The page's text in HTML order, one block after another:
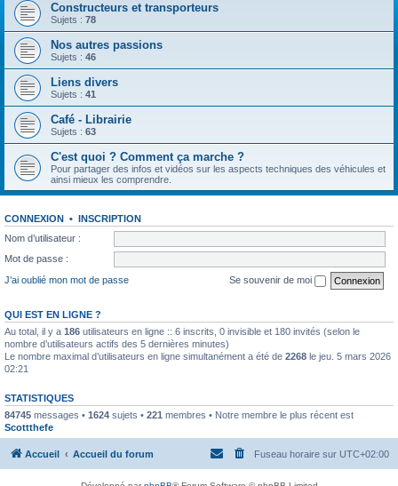
Constructeurs et transporteurs
Sujets : 78
Nos autres passions
Sujets : 46
Liens divers
Sujets : 41
Café - Librairie
Sujets : 63
C'est quoi ? Comment ça marche ?
Pour partager des infos et vidéos sur les aspects techniques des véhicules et
ainsi mieux les comprendre.
CONNEXION • INSCRIPTION
Nom d’utilisateur :
Mot de passe :
J’ai oublié mon mot de passe
Se souvenir de moi
QUI EST EN LIGNE ?
Au total, il y a 186 utilisateurs en ligne :: 6 inscrits, 0 invisible et 180 invités (selon le
nombre d’utilisateurs actifs des 5 dernières minutes)
Le nombre maximal d’utilisateurs en ligne simultanément a été de 2268 le jeu. 5 mars 2026
02:21
STATISTIQUES
84745 messages • 1624 sujets • 221 membres • Notre membre le plus récent est
Scottthefe
Accueil Accueil du forum Fuseau horaire sur UTC+02:00